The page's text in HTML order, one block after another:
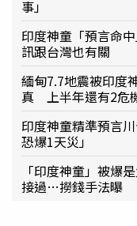
事」
印度神童「預言命
訊跟台灣也有關
緬甸7.7地震被印度
真 上半年還有2危
印度神童精準預言
恐爆1天災」
「印度神童」被爆
接過…撈錢手法曝